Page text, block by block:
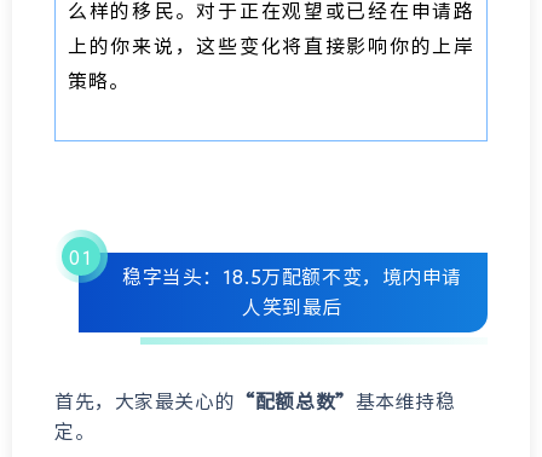
么样的移民。对于正在观望或已经在申请路
上的你来说，这些变化将直接影响你的上岸
策略。
0 1
稳字当头：18.5万配额不变，境内申请
人笑到最后
首先，大家最关心的 “配额总数” 基本维持稳
定。